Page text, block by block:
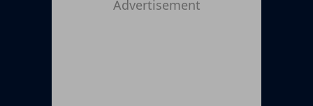
Advertisement